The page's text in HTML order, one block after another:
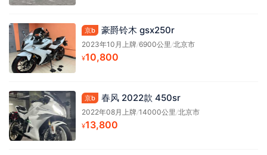
京b 豪爵铃木 gsx250r
2023年10月上牌/6900公里 /北京市
¥10,800
京b 春风 2022款 450sr
2022年08月上牌/14000公里 /北京市
¥13,800